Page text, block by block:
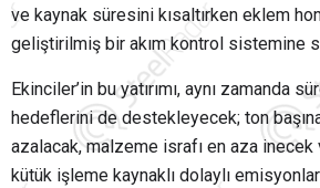
ve kaynak süresini kısaltırken eklem
geliştirilmiş bir akım kontrol sistemine
Ekinciler’in bu yatırımı, aynı zamanda
hedeflerini de destekleyecek; ton
azalacak, malzeme israfı en aza inecek
kütük işleme kaynaklı dolaylı